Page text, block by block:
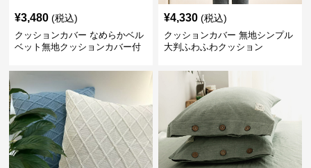
¥3,480 (税込)
クッションカバー なめらかベル
ベット無地クッションカバー付
¥4,330 (税込)
クッションカバー 無地シンプル
大判ふわふわクッション